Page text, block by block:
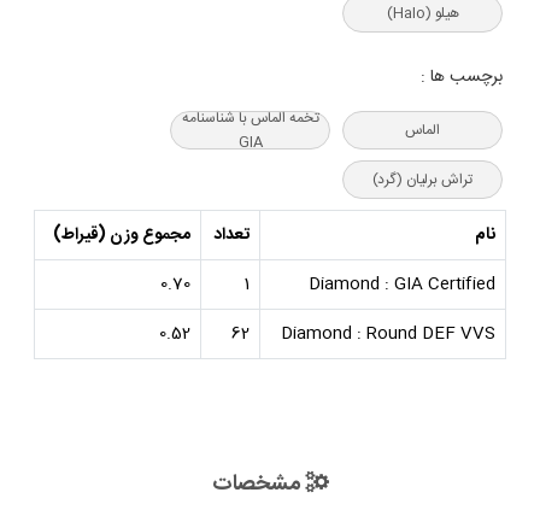
هیلو (Halo)
برچسب ها :
الماس
تخمه الماس با شناسنامه
GIA
تراش برلیان (گرد)
نام تعداد
مجموع وزن (قیراط)
Diamond : GIA Certified
1
0.70
Diamond : Round DEF VVS
62
0.52
مشخصات